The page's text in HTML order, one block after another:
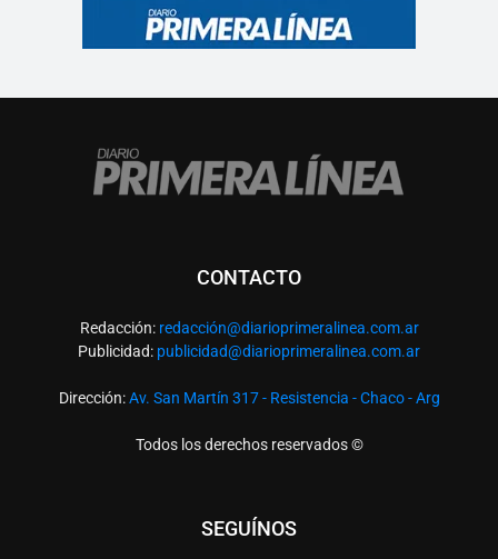
CONTACTO
Redacción: redacción@diarioprimeralinea.com.ar
Publicidad: publicidad@diarioprimeralinea.com.ar
Dirección:Av. San Martín 317 - Resistencia - Chaco - Arg
Todos los derechos reservados ©
SEGUÍNOS